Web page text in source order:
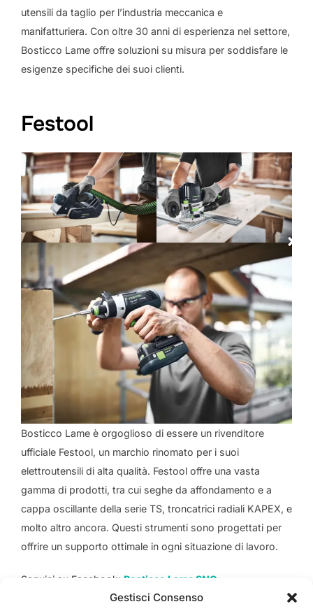
Gestisci Consenso
utensili da taglio per l’industria meccanica e
manifatturiera. Con oltre 30 anni di esperienza nel settore,
Bosticco Lame offre soluzioni su misura per soddisfare le
esigenze specifiche dei suoi clienti.
Festool
Bosticco Lame è orgoglioso di essere un rivenditore
ufficiale Festool, un marchio rinomato per i suoi
elettroutensili di alta qualità. Festool offre una vasta
gamma di prodotti, tra cui seghe da affondamento e a
cappa oscillante della serie TS, troncatrici radiali KAPEX, e
molto altro ancora. Questi strumenti sono progettati per
offrire un supporto ottimale in ogni situazione di lavoro.
Seguici su Facebook: Bosticco Lame SNC
×